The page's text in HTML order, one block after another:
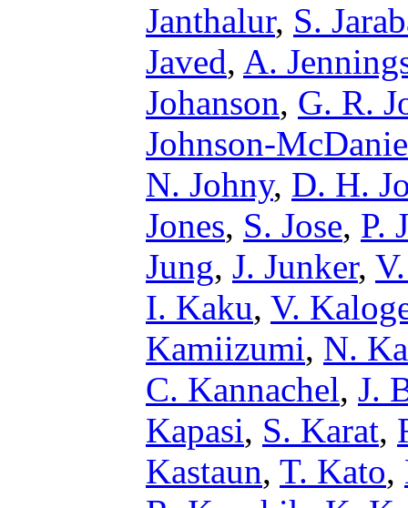
Janthalur, S.
Javed, A.
Johanson, G. R.
Johnson-
N. Johny, D. H.
Jones, S. Jose, P.
Jung, J. Junker,
I. Kaku, V.
Kamiizumi, N.
C. Kannachel, J.
Kapasi, S. Karat,
Kastaun, T. Kato,